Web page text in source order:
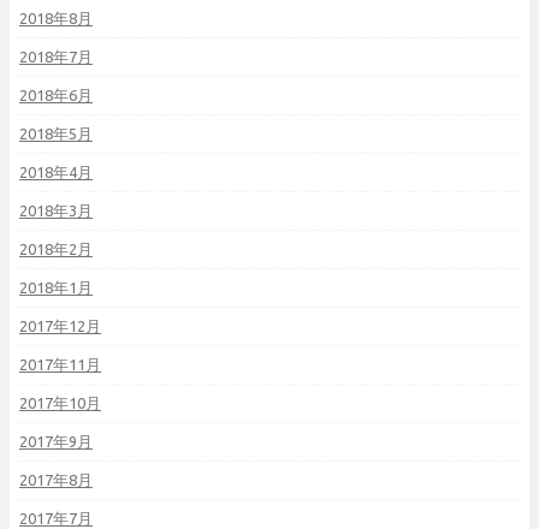
2018年8月
2018年7月
2018年6月
2018年5月
2018年4月
2018年3月
2018年2月
2018年1月
2017年12月
2017年11月
2017年10月
2017年9月
2017年8月
2017年7月